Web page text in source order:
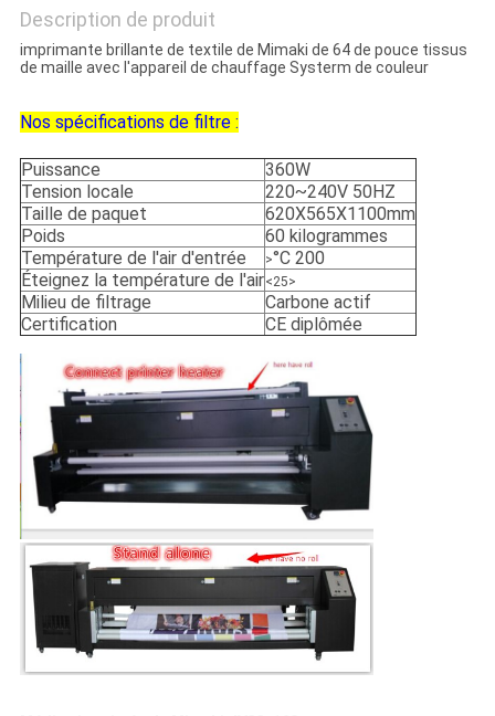
DE
CONFIDENTIALITÉ
Description de produit
imprimante brillante de textile de Mimaki de 64 de pouce tissus
de maille avec l'appareil de chauffage Systerm de couleur
Nos spécifications de filtre :
Puissance
360W
Tension locale
220~240V 50HZ
Taille de paquet
620X565X1100mm
Poids
60 kilogrammes
Température de l'air d'entrée
>°C 200
Éteignez la température de l'air<25>
Milieu de filtrage
Carbone actif
Certification
CE diplômée